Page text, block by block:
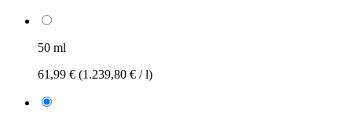
50 ml
61,99 € (1.239,80 € / l)